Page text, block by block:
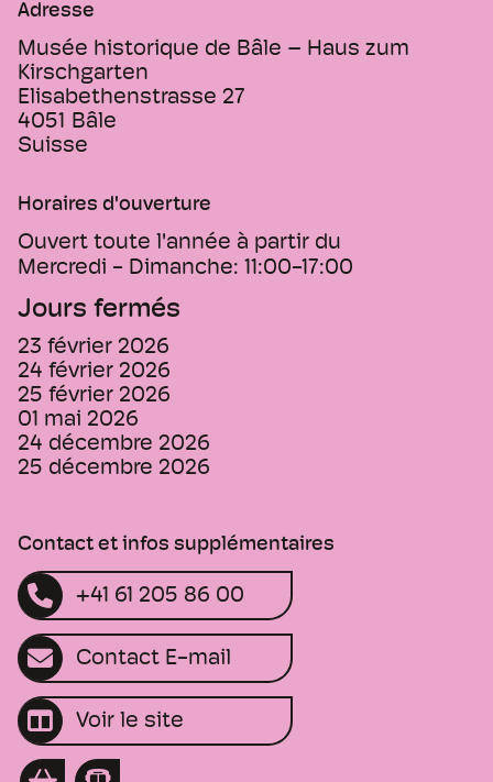
Adresse
Musée historique de Bâle – Haus zum
Kirschgarten
Elisabethenstrasse 27
4051 Bâle
Suisse
Horaires d'ouverture
Ouvert toute l'année à partir du
Mercredi - Dimanche: 11:00-17:00
Jours fermés
23 février 2026
24 février 2026
25 février 2026
01 mai 2026
24 décembre 2026
25 décembre 2026
Contact et infos supplémentaires
+41 61 205 86 00
Contact E-mail
Voir le site